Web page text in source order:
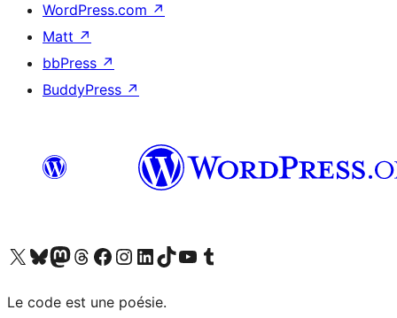
WordPress.com ↗
Matt ↗
bbPress ↗
BuddyPress ↗
Visit our X (formerly Twitter) account
Visitez notre compte Bluesky
Visit our Mastodon account
Visitez notre compte Threads
Visit our Facebook page
Visit our Instagram account
Visit our LinkedIn account
Visitez notre compte TikTok
Visit our YouTube channel
Visitez notre compte Tumblr
Le code est une poésie.